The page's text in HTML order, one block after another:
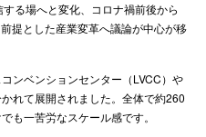
る場へと変化、コロナ禍前後から
提とした産業変革へ議論が中心が移
ンベンションセンター（LVCC）や
れて展開されました。全体で約260
も一苦労なスケール感です。